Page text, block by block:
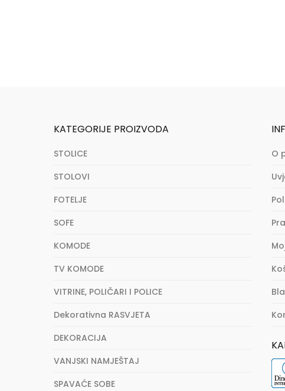
KATEGORIJE PROIZVODA
STOLICE
STOLOVI
FOTELJE
SOFE
KOMODE
TV KOMODE
VITRINE, POLIČARI I POLICE
Dekorativna RASVJETA
DEKORACIJA
VANJSKI NAMJEŠTAJ
SPAVAĆE SOBE
O